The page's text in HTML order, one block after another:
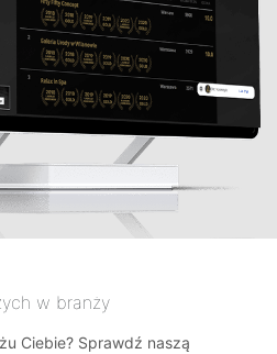
w branży
Ciebie? Sprawdź naszą